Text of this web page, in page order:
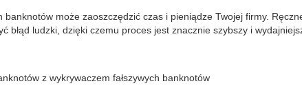
może zaoszczędzić czas i pieniądze Twojej firmy.
ludzki, dzięki czemu proces jest znacznie szybszy i
z wykrywaczem fałszywych banknotów